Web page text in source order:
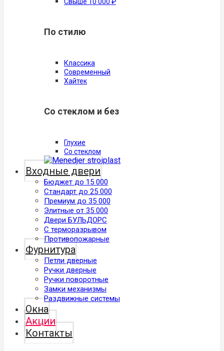
По стилю
Классика
Современный
Хайтек
Со стеклом и без
Глухие
Со стеклом
Входные двери
Бюджет до 15 000
Стандарт до 25 000
Премиум до 35 000
Элитные от 35 000
Двери БУЛЬДОРС
С терморазрывом
Противопожарные
Фурнитура
Петли дверные
Ручки дверные
Ручки поворотные
Замки механизмы
Раздвижные системы
Окна
Акции
Контакты